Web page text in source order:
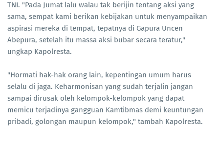
TNI. "Pada Jumat lalu walau tak berijin tentang aksi yang
sama, sempat kami berikan kebijakan untuk menyampaikan
aspirasi mereka di tempat, tepatnya di Gapura Uncen
Abepura, setelah itu massa aksi bubar secara teratur,"
ungkap Kapolresta.
"Hormati hak-hak orang lain, kepentingan umum harus
selalu di jaga. Keharmonisan yang sudah terjalin jangan
sampai dirusak oleh kelompok-kelompok yang dapat
memicu terjadinya gangguan Kamtibmas demi keuntungan
pribadi, golongan maupun kelompok," tambah Kapolresta.